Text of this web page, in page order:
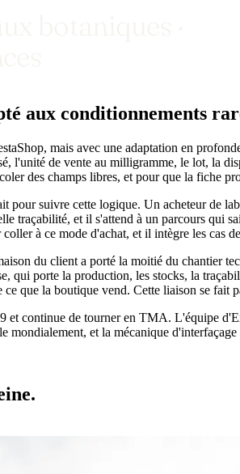
aux conditionnements
mais avec une adaptation en
l'unité de vente au milligramme, le lot, la
des champs libres, et pour que la fiche
pour suivre cette logique. Un acheteur de
traçabilité, et il s'attend à un parcours qui
à ce mode d'achat, et il intègre les cas
du client a porté la moitié du chantier
qui porte la production, les stocks, la
que la boutique vend. Cette liaison se fait
et continue de tourner en TMA. L'équipe
mondialement, et la mécanique
.